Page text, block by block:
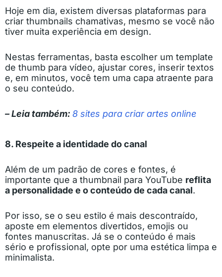
Hoje em dia, existem diversas plataformas para
criar thumbnails chamativas, mesmo se você não
tiver muita experiência em design.
Nestas ferramentas, basta escolher um template
de thumb para vídeo, ajustar cores, inserir textos
e, em minutos, você tem uma capa atraente para
o seu conteúdo.
– Leia também: 8 sites para criar artes online
8. Respeite a identidade do canal
Além de um padrão de cores e fontes, é
importante que a thumbnail para YouTube reflita
a personalidade e o conteúdo de cada canal.
Por isso, se o seu estilo é mais descontraído,
aposte em elementos divertidos, emojis ou
fontes manuscritas. Já se o conteúdo é mais
sério e profissional, opte por uma estética limpa e
minimalista.